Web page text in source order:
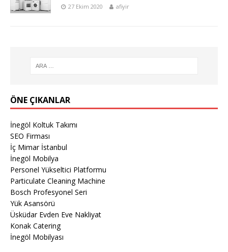
27 Ekim 2020 afiyir
ÖNE ÇIKANLAR
İnegöl Koltuk Takımı
SEO Firması
İç Mimar İstanbul
İnegöl Mobilya
Personel Yükseltici Platformu
Particulate Cleaning Machine
Bosch Profesyonel Seri
Yük Asansörü
Üsküdar Evden Eve Nakliyat
Konak Catering
İnegöl Mobilyası